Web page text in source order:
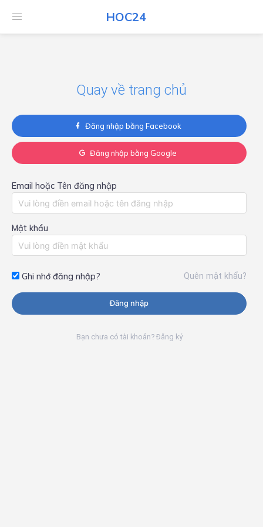
HOC24
HOC24
Quay về trang chủ
Đăng nhập bằng Facebook
Đăng nhập bằng Google
Email hoặc Tên đăng nhập
Mật khẩu
Ghi nhớ đăng nhập? Quên mật khẩu?
Đăng nhập
Bạn chưa có tài khoản? Đăng ký